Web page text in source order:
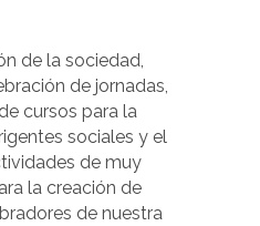
de la sociedad,
de jornadas,
cursos para la
sociales y el
de muy
la creación de
de nuestra